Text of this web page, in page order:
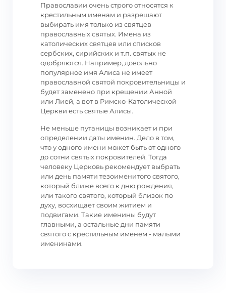
Православии очень строго относятся к
крестильным именам и разрешают
выбирать имя только из святцев
православных святых. Имена из
католических святцев или списков
сербских, сирийских и т.п. святых не
одобряются. Например, довольно
популярное имя Алиса не имеет
православной святой покровительницы и
будет заменено при крещении Анной
или Лией, а вот в Римско-Католической
Церкви есть святые Алисы.
Не меньше путаницы возникает и при
определении даты именин. Дело в том,
что у одного имени может быть от одного
до сотни святых покровителей. Тогда
человеку Церковь рекомендует выбрать
или день памяти тезоименитого святого,
который ближе всего к дню рождения,
или такого святого, который близок по
духу, восхищает своим житием и
подвигами. Такие именины будут
главными, а остальные дни памяти
святого с крестильным именем - малыми
именинами.